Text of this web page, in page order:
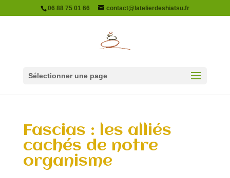
06 88 75 01 66 contact@latelierdeshiatsu.fr
Sélectionner une page
Fascias : les alliés
cachés de notre
organisme